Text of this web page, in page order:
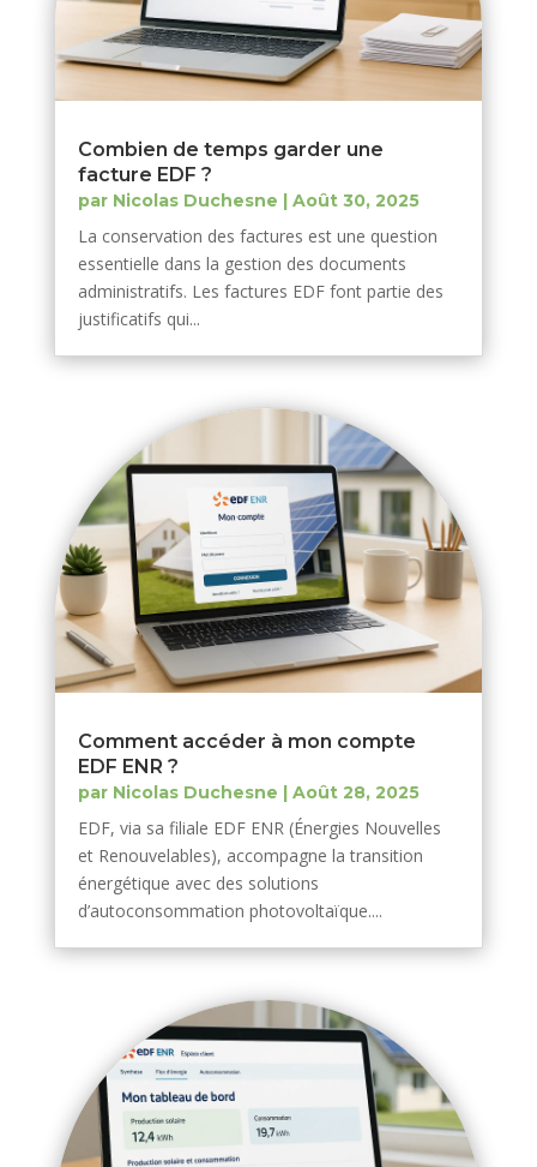
Combien de temps garder une
facture EDF ?
par Nicolas Duchesne Août 30, 2025
La conservation des factures est une question
essentielle dans la gestion des documents
administratifs. Les factures EDF font partie des
justificatifs qui...
Comment accéder à mon compte
EDF ENR ?
par Nicolas Duchesne Août 28, 2025
EDF, via sa filiale EDF ENR (Énergies Nouvelles
et Renouvelables), accompagne la transition
énergétique avec des solutions
d’autoconsommation photovoltaïque....